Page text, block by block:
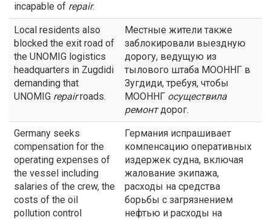
incapable of repair.
Local residents also
blocked the exit road of
the UNOMIG logistics
headquarters in Zugdidi
demanding that
UNOMIG repairroads.
Местные жители также
заблокировали выездную
дорогу, ведущую из
тылового штаба МООННГ в
Зугдиди, требуя, чтобы
МООННГ осуществила
ремонтдорог.
Germany seeks
compensation for the
operating expenses of
the vessel including
salaries of the crew, the
costs of the oil
pollution control
Германия испрашивает
компенсацию оперативных
издержек судна, включая
жалование экипажа,
расходы на средства
борьбы с загрязнением
нефтью и расходы на